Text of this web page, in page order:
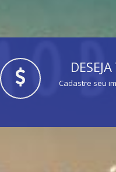
Cadastre seu